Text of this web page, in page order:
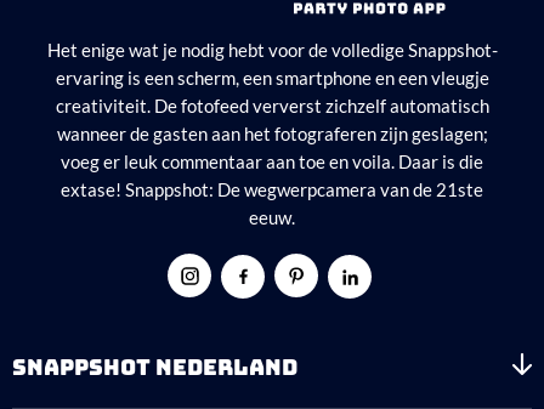
Het enige wat je nodig hebt voor de volledige Snappshot-
ervaring is een scherm, een smartphone en een vleugje
creativiteit. De fotofeed ververst zichzelf automatisch
wanneer de gasten aan het fotograferen zijn geslagen;
voeg er leuk commentaar aan toe en voila. Daar is die
extase! Snappshot: De wegwerpcamera van de 21ste
eeuw.
SNAPPSHOT NEDERLAND